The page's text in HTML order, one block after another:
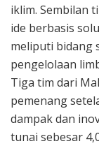
iklim. Sembilan
ide berbasis
meliputi bidang
pengelolaan
Tiga tim dari
pemenang
dampak dan
tunai sebesar